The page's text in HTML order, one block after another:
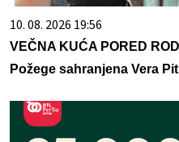
10. 08. 2026 19:56
VEČNA KUĆA PORED
Požege sahranjena Vera